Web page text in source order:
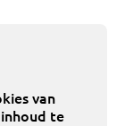
van
te